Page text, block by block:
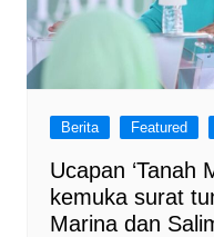
Berita Featured
Ucapan ‘Tanah
kemuka surat
Marina dan